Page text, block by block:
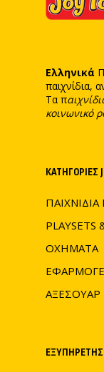
Ελληνικά
παιχνίδια,
Τα π
κοινωνικό
ΚΑΤΗΓΟΡΊΕΣ
PLAYSETS
ΟΧΗΜΑΤΑ
ΑΞΕΣΟΥΑΡ